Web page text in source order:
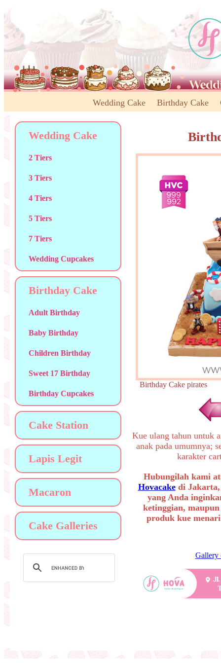
Wedding Cake Birthday Cake
Wedding Cake
2 Tiers
3 Tiers
4 Tiers
5 Tiers
7 Tiers
Wedding Cupcakes
Birthday Cake
Adult Birthday
Baby Birthday
Children Birthday
Sweet 17 Birthday
Birthday Cupcakes
Cake Station
Lapis Legit
Macaron
Cake Galleries
Birthday Cake
Kue ulang tahun untuk
anak pada umumnya;
karakter
Hubungilah kami
Hovacakedi Jakarta,
yang Anda
ketinggian,
produk kue
Gallery